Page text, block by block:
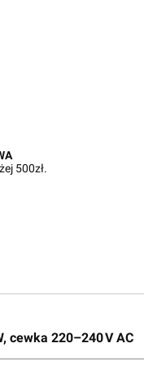
500zł.
cewka 220–240 V AC